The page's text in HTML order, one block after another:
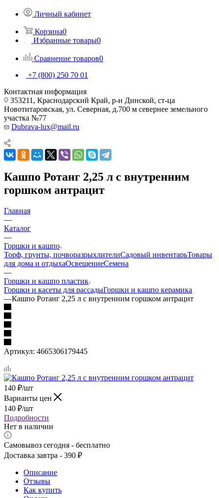
Личный кабинет
Корзина0
Избранные товары0
Сравнение товаров0
+7 (800) 250 70 01
Контактная информация
353211, Краснодарский Край, р-н Динской, ст-ца
Новотитаровская, ул. Северная, д.700 м севернее земельного
участка №77
Dubrava-lux@mail.ru
Кашпо Ротанг 2,25 л с внутренним
горшком антрацит
Главная
—
Каталог
—
Горшки и кашпо
Торф, грунты, почворазрыхлителиСадовый инвентарьТовары
для дома и отдыхаОсвещениеСемена
—
Горшки и кашпо пластик
Горшки и касеты для рассадыГоршки и кашпо керамика
—Кашпо Ротанг 2,25 л с внутренним горшком антрацит
Артикул: 4665306179445
140 ₽/шт
Варианты цен
140 ₽/шт
Подробности
Нет в наличии
Самовывоз сегодня - бесплатно
Доставка завтра - 390 ₽
Описание
Отзывы
Как купить